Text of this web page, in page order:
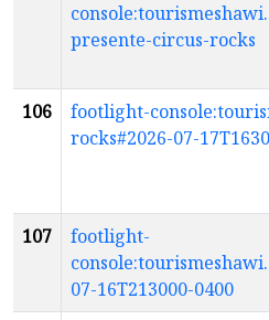
presente-circus-rocks
106
footlight-
rocks#2026-07-
107
footlight-
07-16T213000-0400